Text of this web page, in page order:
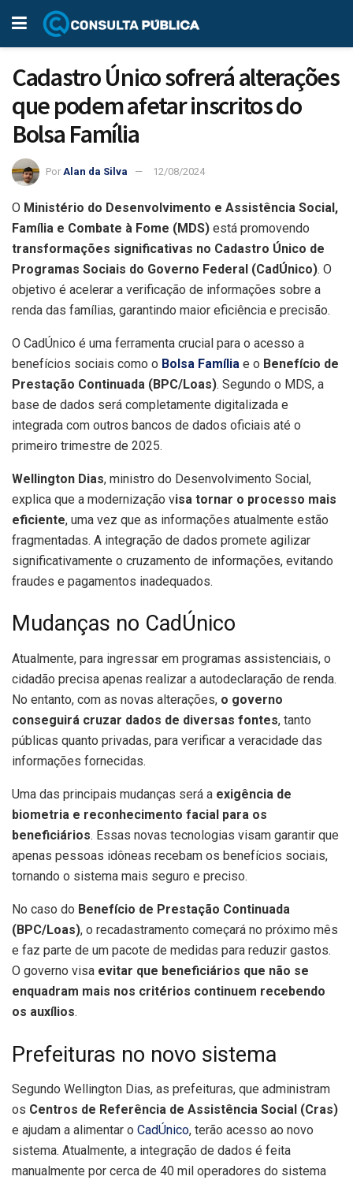
Cadastro Único sofrerá alterações
que podem afetar inscritos do
Bolsa Família
Por Alan da Silva 12/08/2024
O Ministério do Desenvolvimento e Assistência Social,
Família e Combate à Fome (MDS) está promovendo
transformações significativas no Cadastro Único de
Programas Sociais do Governo Federal (CadÚnico). O
objetivo é acelerar a verificação de informações sobre a
renda das famílias, garantindo maior eficiência e precisão.
O CadÚnico é uma ferramenta crucial para o acesso a
benefícios sociais como o Bolsa Família e o Benefício de
Prestação Continuada (BPC/Loas). Segundo o MDS, a
base de dados será completamente digitalizada e
integrada com outros bancos de dados oficiais até o
primeiro trimestre de 2025.
Wellington Dias, ministro do Desenvolvimento Social,
explica que a modernização visa tornar o processo mais
eficiente, uma vez que as informações atualmente estão
fragmentadas. A integração de dados promete agilizar
significativamente o cruzamento de informações, evitando
fraudes e pagamentos inadequados.
Mudanças no CadÚnico
Atualmente, para ingressar em programas assistenciais, o
cidadão precisa apenas realizar a autodeclaração de renda.
No entanto, com as novas alterações, o governo
conseguirá cruzar dados de diversas fontes, tanto
públicas quanto privadas, para verificar a veracidade das
informações fornecidas.
Uma das principais mudanças será a exigência de
biometria e reconhecimento facial para os
beneficiários. Essas novas tecnologias visam garantir que
apenas pessoas idôneas recebam os benefícios sociais,
tornando o sistema mais seguro e preciso.
No caso do Benefício de Prestação Continuada
(BPC/Loas), o recadastramento começará no próximo mês
e faz parte de um pacote de medidas para reduzir gastos.
O governo visa evitar que beneficiários que não se
enquadram mais nos critérios continuem recebendo
os auxílios.
Prefeituras no novo sistema
Segundo Wellington Dias, as prefeituras, que administram
os Centros de Referência de Assistência Social (Cras)
e ajudam a alimentar o CadÚnico, terão acesso ao novo
sistema. Atualmente, a integração de dados é feita
manualmente por cerca de 40 mil operadores do sistema